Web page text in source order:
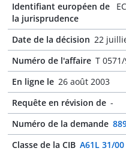
Identifiant européen de
la jurisprudence
Date de la décision 22
Numéro de l'affaire T
En ligne le 26 août 2003
Requête en révision de -
Numéro de la demande
Classe de la CIB A61L 31/00